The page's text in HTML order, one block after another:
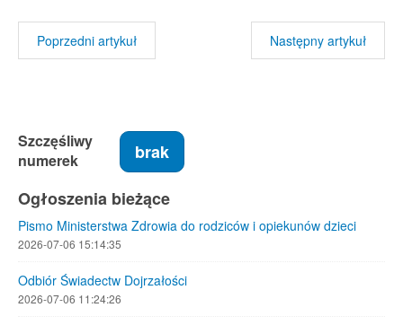
Poprzedni artykuł Następny artykuł
Szczęśliwy
numerek
brak
Ogłoszenia bieżące
Pismo Ministerstwa Zdrowia do rodziców i opiekunów dzieci
2026-07-06 15:14:35
Odbiór Świadectw Dojrzałości
2026-07-06 11:24:26